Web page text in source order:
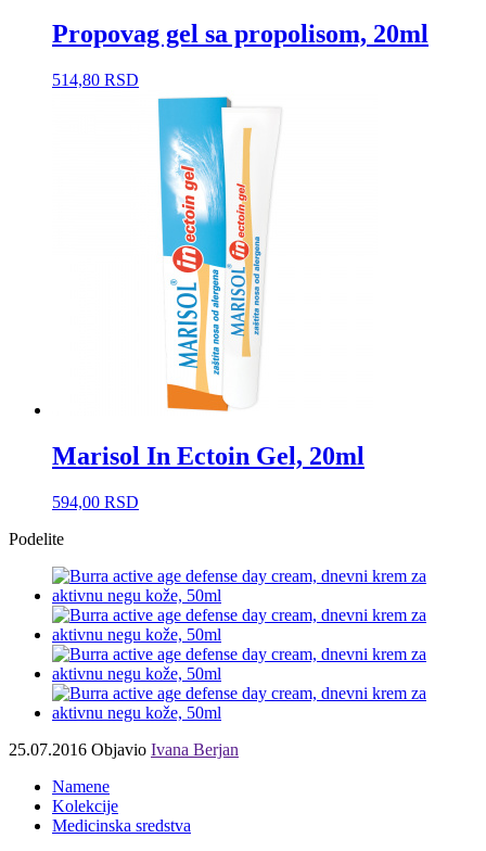
Propovag gel sa propolisom, 20ml
514,80 RSD
Marisol In Ectoin Gel, 20ml
594,00 RSD
Podelite
25.07.2016 Objavio Ivana Berjan
Namene
Kolekcije
Medicinska sredstva